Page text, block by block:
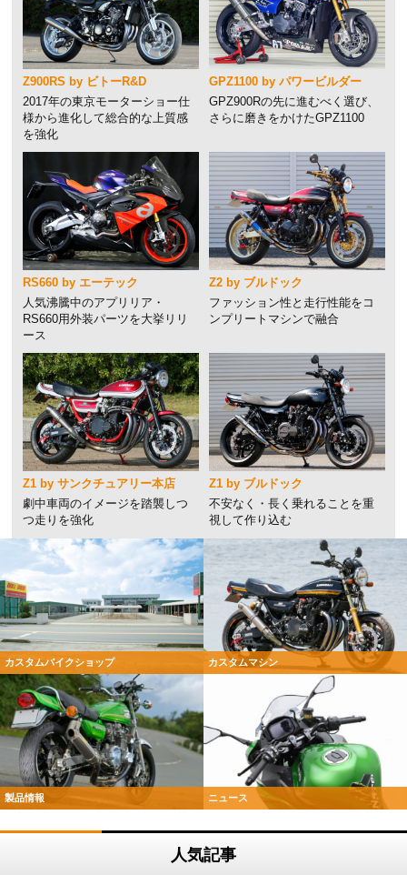
Z900RS by ビトーR&D
2017年の東京モーターショー仕
様から進化して総合的な上質感
を強化
GPZ1100 by パワービルダー
GPZ900Rの先に進むべく選び、
さらに磨きをかけたGPZ1100
RS660 by エーテック
人気沸騰中のアプリリア・
RS660用外装パーツを大挙リリ
ース
Z2 by ブルドック
ファッション性と走行性能をコ
ンプリートマシンで融合
Z1 by サンクチュアリー本店
劇中車両のイメージを踏襲しつ
つ走りを強化
Z1 by ブルドック
不安なく・長く乗れることを重
視して作り込む
カスタムバイクショップ カスタムマシン
製品情報 ニュース
人気記事